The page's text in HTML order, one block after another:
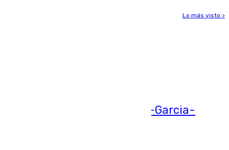
Lo más visto >